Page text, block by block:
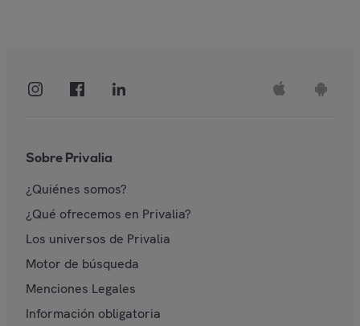
Sobre Privalia
¿Quiénes somos?
¿Qué ofrecemos en Privalia?
Los universos de Privalia
Motor de búsqueda
Menciones Legales
Información obligatoria